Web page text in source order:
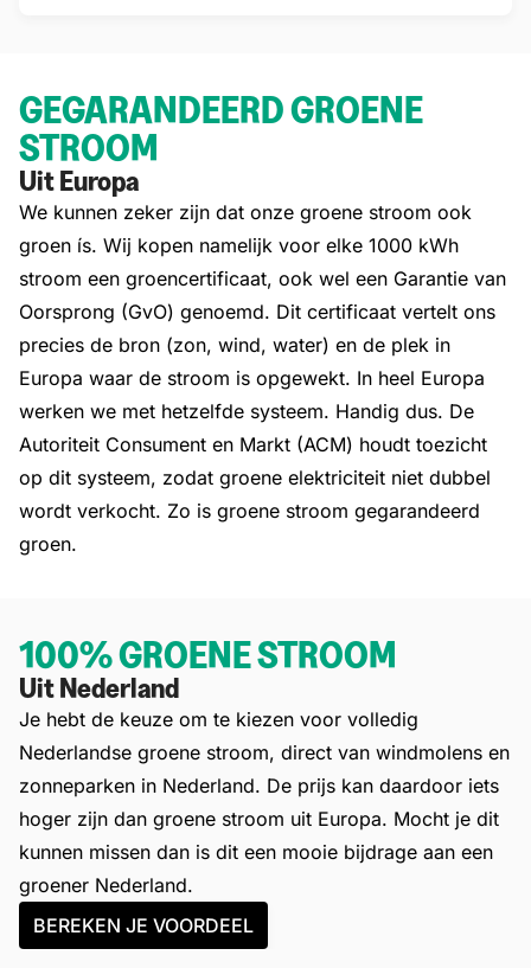
GEGARANDEERD GROENE
STROOM
Uit Europa
We kunnen zeker zijn dat onze groene stroom ook
groen ís. Wij kopen namelijk voor elke 1000 kWh
stroom een groencertificaat, ook wel een Garantie van
Oorsprong (GvO) genoemd. Dit certificaat vertelt ons
precies de bron (zon, wind, water) en de plek in
Europa waar de stroom is opgewekt. In heel Europa
werken we met hetzelfde systeem. Handig dus. De
Autoriteit Consument en Markt (ACM) houdt toezicht
op dit systeem, zodat groene elektriciteit niet dubbel
wordt verkocht. Zo is groene stroom gegarandeerd
groen.
100% GROENE STROOM
Uit Nederland
Je hebt de keuze om te kiezen voor volledig
Nederlandse groene stroom, direct van windmolens en
zonneparken in Nederland. De prijs kan daardoor iets
hoger zijn dan groene stroom uit Europa. Mocht je dit
kunnen missen dan is dit een mooie bijdrage aan een
groener Nederland.
BEREKEN JE VOORDEEL